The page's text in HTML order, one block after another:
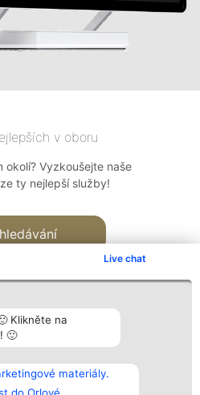
Live chat
Klikněte na
🙂
materiály.
v oboru
okolí? Vyzkoušejte naše
ty nejlepší služby!
všech
Kontakt